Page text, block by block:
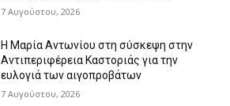
7 Αυγούστου, 2026
Η Μαρία Αντωνίου στη σύσκεψη στην
Αντιπεριφέρεια Καστοριάς για την
ευλογιά των αιγοπροβάτων
7 Αυγούστου, 2026